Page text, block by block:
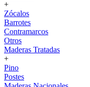
+
Zócalos
Barrotes
Contramarcos
Otros
Maderas Tratadas
+
Pino
Postes